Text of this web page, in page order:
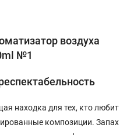
воздуха
№1
находка для тех, кто любит
композиции. Запах